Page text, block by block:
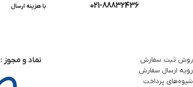
021-88832436
با هزینه ارسال
روش ثبت سفارش
رویه ارسال سفارش
شیوه‌های پرداخت
نماد و مجوز :